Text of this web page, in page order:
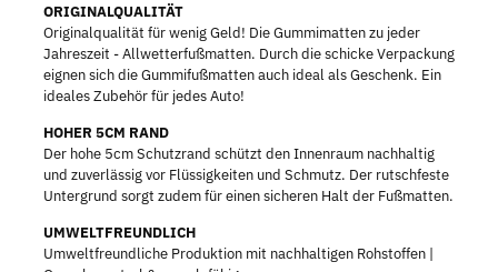
ORIGINALQUALITÄT
Originalqualität für wenig Geld! Die Gummimatten zu jeder
Jahreszeit - Allwetterfußmatten. Durch die schicke Verpackung
eignen sich die Gummifußmatten auch ideal als Geschenk. Ein
ideales Zubehör für jedes Auto!
HOHER 5CM RAND
Der hohe 5cm Schutzrand schützt den Innenraum nachhaltig
und zuverlässig vor Flüssigkeiten und Schmutz. Der rutschfeste
Untergrund sorgt zudem für einen sicheren Halt der Fußmatten.
UMWELTFREUNDLICH
Umweltfreundliche Produktion mit nachhaltigen Rohstoffen |